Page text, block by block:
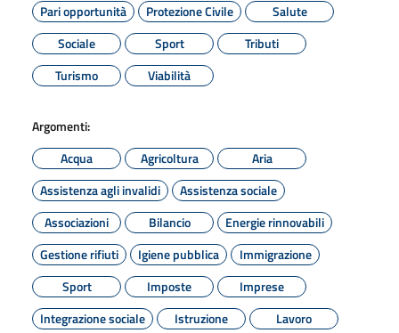
Pari opportunità
Protezione Civile
Salute
Sociale
Sport
Tributi
Turismo
Viabilità
Argomenti:
Acqua
Agricoltura
Aria
Assistenza agli invalidi
Assistenza sociale
Associazioni
Bilancio
Energie rinnovabili
Gestione rifiuti
Igiene pubblica
Immigrazione
Sport
Imposte
Imprese
Integrazione sociale
Istruzione
Lavoro